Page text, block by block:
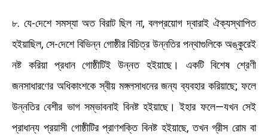
৮. যে-দেশে সমস্যা অত বিরাট ছিল না, বলপ্রয়োগ দ্বারাই ঐক্যস্থাপিত
হইয়াছিল, সে-দেশে বিভিন্ন গোষ্ঠীর বিচিত্র উন্নতির পন্থাগুলিকে অঙ্কুরেই
নষ্ট করিয়া প্রধান গোষ্ঠীটিই উন্নত হইয়াছে। একটি বিশেষ শ্রেণী
জনসাধারণের অধিকাংশকে স্বীয় মঙ্গলসাধনের জন্য ব্যবহার করিয়াছে; ফলে
উন্নতির বেশীর ভাগ সম্ভাবনাই বিনষ্ট হইয়াছে। ইহার ফলে—যখন সেই
প্রাধান্য প্রয়াসী গোষ্ঠীটির প্রাণশক্তি বিনষ্ট হইয়াছে, তখন গ্রীস রোম বা